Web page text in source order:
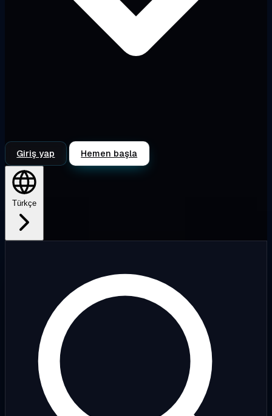
Giriş yap Hemen başla
Türkçe